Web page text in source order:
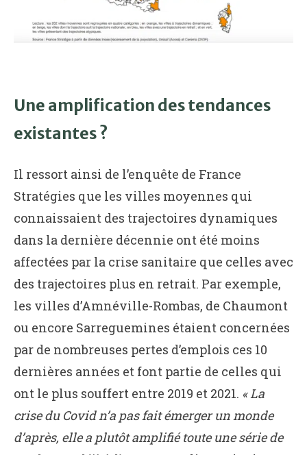
Une amplification des tendances
existantes ?
Il ressort ainsi de l’enquête de France
Stratégies que les villes moyennes qui
connaissaient des trajectoires dynamiques
dans la dernière décennie ont été moins
affectées par la crise sanitaire que celles avec
des trajectoires plus en retrait. Par exemple,
les villes d’Amnéville-Rombas, de Chaumont
ou encore Sarreguemines étaient concernées
par de nombreuses pertes d’emplois ces 10
dernières années et font partie de celles qui
ont le plus souffert entre 2019 et 2021. « La
crise du Covid n’a pas fait émerger un monde
d’après, elle a plutôt amplifié toute une série de